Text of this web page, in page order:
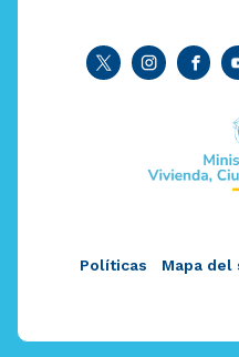
Políticas Mapa del